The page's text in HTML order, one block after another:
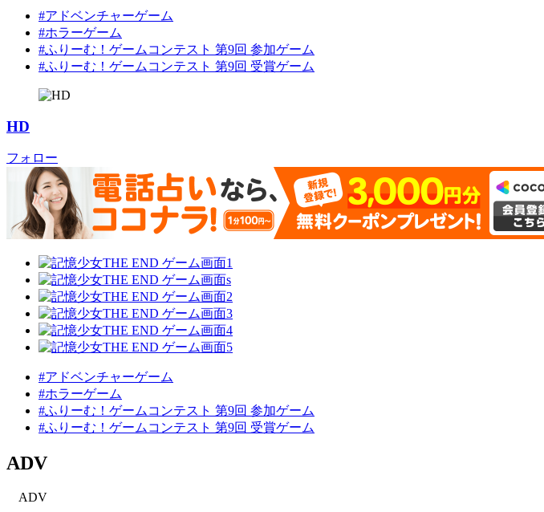
#アドベンチャーゲーム
#ホラーゲーム
#ふりーむ！ゲームコンテスト 第9回 参加ゲーム
#ふりーむ！ゲームコンテスト 第9回 受賞ゲーム
HD
フォロー
#アドベンチャーゲーム
#ホラーゲーム
#ふりーむ！ゲームコンテスト 第9回 参加ゲーム
#ふりーむ！ゲームコンテスト 第9回 受賞ゲーム
ADV
ADV